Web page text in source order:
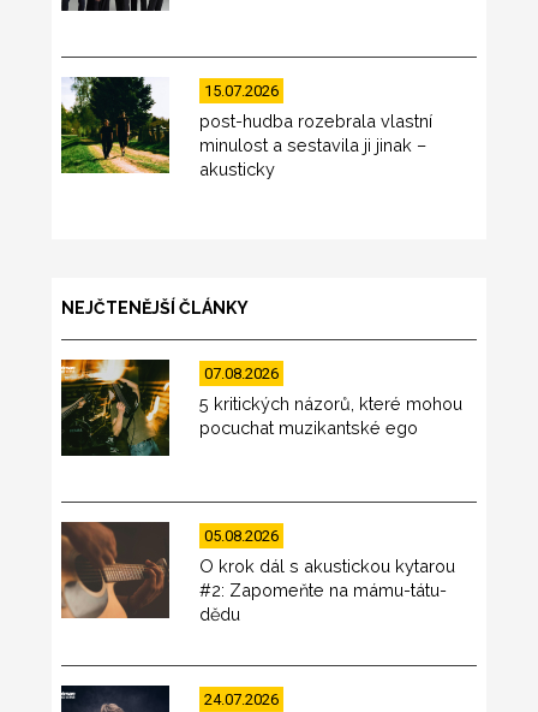
15.07.2026
post-hudba rozebrala vlastní
minulost a sestavila ji jinak –
akusticky
NEJČTENĚJŠÍ ČLÁNKY
07.08.2026
5 kritických názorů, které mohou
pocuchat muzikantské ego
05.08.2026
O krok dál s akustickou kytarou
#2: Zapomeňte na mámu-tátu-
dědu
24.07.2026